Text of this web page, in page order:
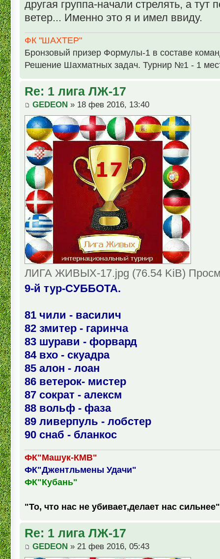
другая группа-начали стрелять, а тут
ветер... Именно это я и имел ввиду.
ФК "ШАХТЕР"
Бронзовый призер Формулы-1 в составе
Решение Шахматных задач. Турнир №1 - 1
Re: 1 лига ЛЖ-17
GEDEON » 18 фев 2016, 13:40
ЛИГА ЖИВЫХ-17.jpg (76.54 KiB)
9-й тур-СУББОТА.
81 чили - василич
82 змитер - гаринча
83 шурави - форвард
84 вхо - скуадра
85 алон - лоан
86 ветерок- мистер
87 сократ - алексм
88 вольф - фаза
89 ливерпуль - лобстер
90 снаб - бланкос
ФК"Машук-КМВ"
ФК"Джентльмены Удачи"
ФК"Кубань"
"То, что нас не убивает,делает нас сильнее"
Re: 1 лига ЛЖ-17
GEDEON » 21 фев 2016, 05:43